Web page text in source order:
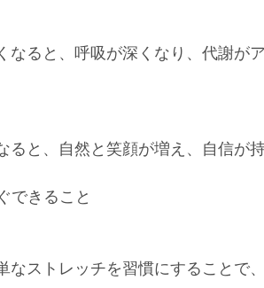
なると、呼吸が深くなり、代謝が
ると、自然と笑顔が増え、自信が
できること
なストレッチを習慣にすることで